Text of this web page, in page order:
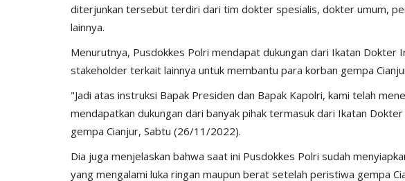
diterjunkan tersebut terdiri dari tim dokter spesialis, dokter umum,
lainnya.
Menurutnya, Pusdokkes Polri mendapat dukungan dari Ikatan Dokter
stakeholder terkait lainnya untuk membantu para korban gempa
"Jadi atas instruksi Bapak Presiden dan Bapak Kapolri, kami telah
mendapatkan dukungan dari banyak pihak termasuk dari Ikatan
gempa Cianjur, Sabtu (26/11/2022).
Dia juga menjelaskan bahwa saat ini Pusdokkes Polri sudah
yang mengalami luka ringan maupun berat setelah peristiwa gempa